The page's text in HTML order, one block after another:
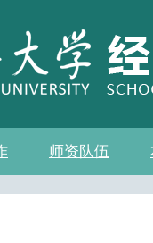
工会
青联会
妇委会
退管会
师资队伍
教师名录
人事专栏
招聘信息
博士后流动站